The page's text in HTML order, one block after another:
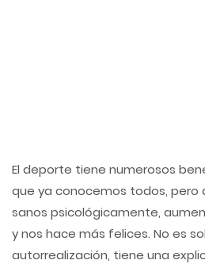
El deporte tiene numerosos
que ya conocemos todos, pero
sanos psicológicamente,
y nos hace más felices. No es
autorrealización, tiene una